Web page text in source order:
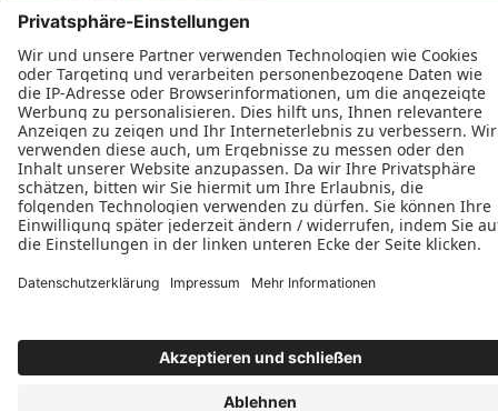
Mittwoch: 07:00–16:00 Uhr
Donnerstag: 07:00–16:00 Uhr
Freitag: 07:00–16:00 Uhr